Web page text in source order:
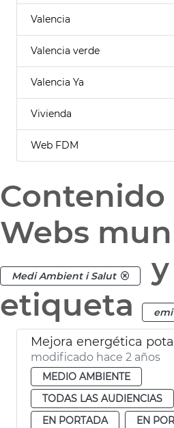
Valencia
Valencia verde
Valencia Ya
Vivienda
Web FDM
Contenido
Webs
Medi Ambient i Salut
y
etiqueta
modificado hace 2 años
MEDIO AMBIENTE
TODAS LAS AUDIENCIAS
EN PORTADA
EN